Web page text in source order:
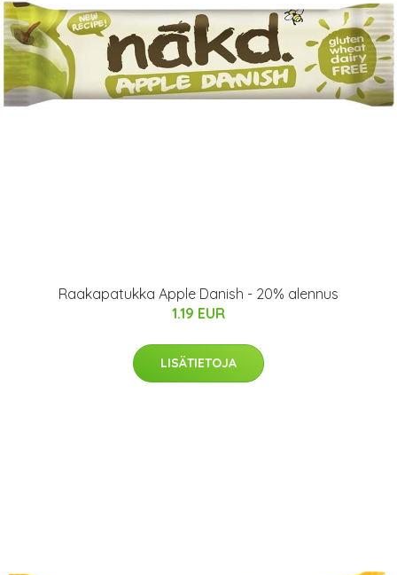
Raakapatukka Apple Danish - 20% alennus
1.19 EUR
LISÄTIETOJA